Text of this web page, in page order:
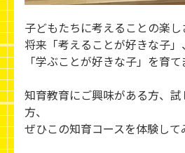
子どもたちに考えることの楽し
将来「考えることが好きな子」、
「学ぶことが好きな子」を育て
知育教育にご興味がある方、
方、
ぜひこの知育コースを体験して